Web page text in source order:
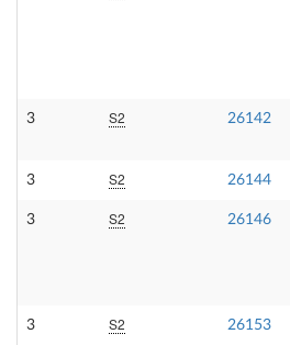
3 S2 26142
3 S2 26144
3 S2 26146
3 S2 26153